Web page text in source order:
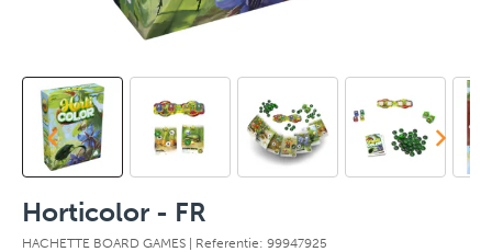
Horticolor - FR
HACHETTE BOARD GAMES | Referentie: 99947925